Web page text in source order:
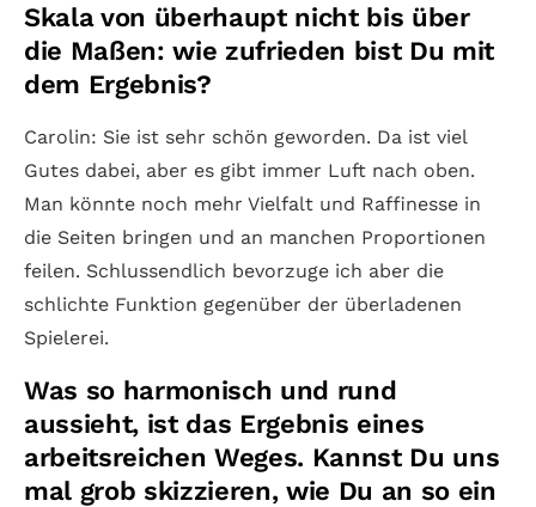
Skala von überhaupt nicht bis über
die Maßen: wie zufrieden bist Du mit
dem Ergebnis?
Carolin: Sie ist sehr schön geworden. Da ist viel
Gutes dabei, aber es gibt immer Luft nach oben.
Man könnte noch mehr Vielfalt und Raffinesse in
die Seiten bringen und an manchen Proportionen
feilen. Schlussendlich bevorzuge ich aber die
schlichte Funktion gegenüber der überladenen
Spielerei.
Was so harmonisch und rund
aussieht, ist das Ergebnis eines
arbeitsreichen Weges. Kannst Du uns
mal grob skizzieren, wie Du an so ein